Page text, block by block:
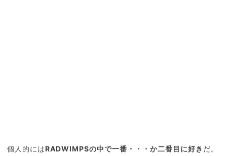
個人的にはRADWIMPSの中で一番・・・か二番目に好き だ。